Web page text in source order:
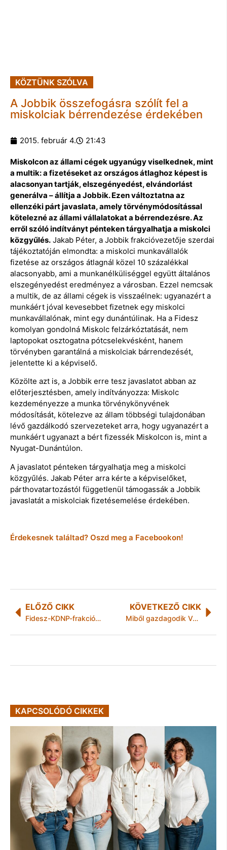
KÖZTÜNK SZÓLVA
A Jobbik összefogásra szólít fel a
miskolciak bérrendezése érdekében
2015. február 4. 21:43
Miskolcon az állami cégek ugyanúgy viselkednek, mint
a multik: a fizetéseket az országos átlaghoz képest is
alacsonyan tartják, elszegényedést, elvándorlást
generálva – állítja a Jobbik. Ezen változtatna az
ellenzéki párt javaslata, amely törvénymódosítással
kötelezné az állami vállalatokat a bérrendezésre. Az
erről szóló indítványt pénteken tárgyalhatja a miskolci
közgyűlés. Jakab Péter, a Jobbik frakcióvezetője szerdai
tájékoztatóján elmondta: a miskolci munkavállalók
fizetése az országos átlagnál közel 10 százalékkal
alacsonyabb, ami a munkanélküliséggel együtt általános
elszegényedést eredményez a városban. Ezzel nemcsak
a multik, de az állami cégek is visszaélnek: ugyanazért a
munkáért jóval kevesebbet fizetnek egy miskolci
munkavállalónak, mint egy dunántúlinak. Ha a Fidesz
komolyan gondolná Miskolc felzárkóztatását, nem
laptopokat osztogatna pótcselekvésként, hanem
törvényben garantálná a miskolciak bárrendezését,
jelentette ki a képviselő.
Közölte azt is, a Jobbik erre tesz javaslatot abban az
előterjesztésben, amely indítványozza: Miskolc
kezdeményezze a munka törvénykönyvének
módosítását, kötelezve az állam többségi tulajdonában
lévő gazdálkodó szervezeteket arra, hogy ugyanazért a
munkáért ugyanazt a bért fizessék Miskolcon is, mint a
Nyugat-Dunántúlon.
A javaslatot pénteken tárgyalhatja meg a miskolci
közgyűlés. Jakab Péter arra kérte a képviselőket,
párthovatartozástól függetlenül támogassák a Jobbik
javaslatát a miskolciak fizetésemelése érdekében.
Érdekesnek találtad? Oszd meg a Facebookon!
ELŐZŐ CIKK
Fidesz-KDNP-frakcióülés – Rogán: napirenden a megélhetési bevándorlás visszaszorítása
KÖVETKEZŐ CIKK
Miből gazdagodik Városunk?- kérdezte ma a DK
KAPCSOLÓDÓ CIKKEK